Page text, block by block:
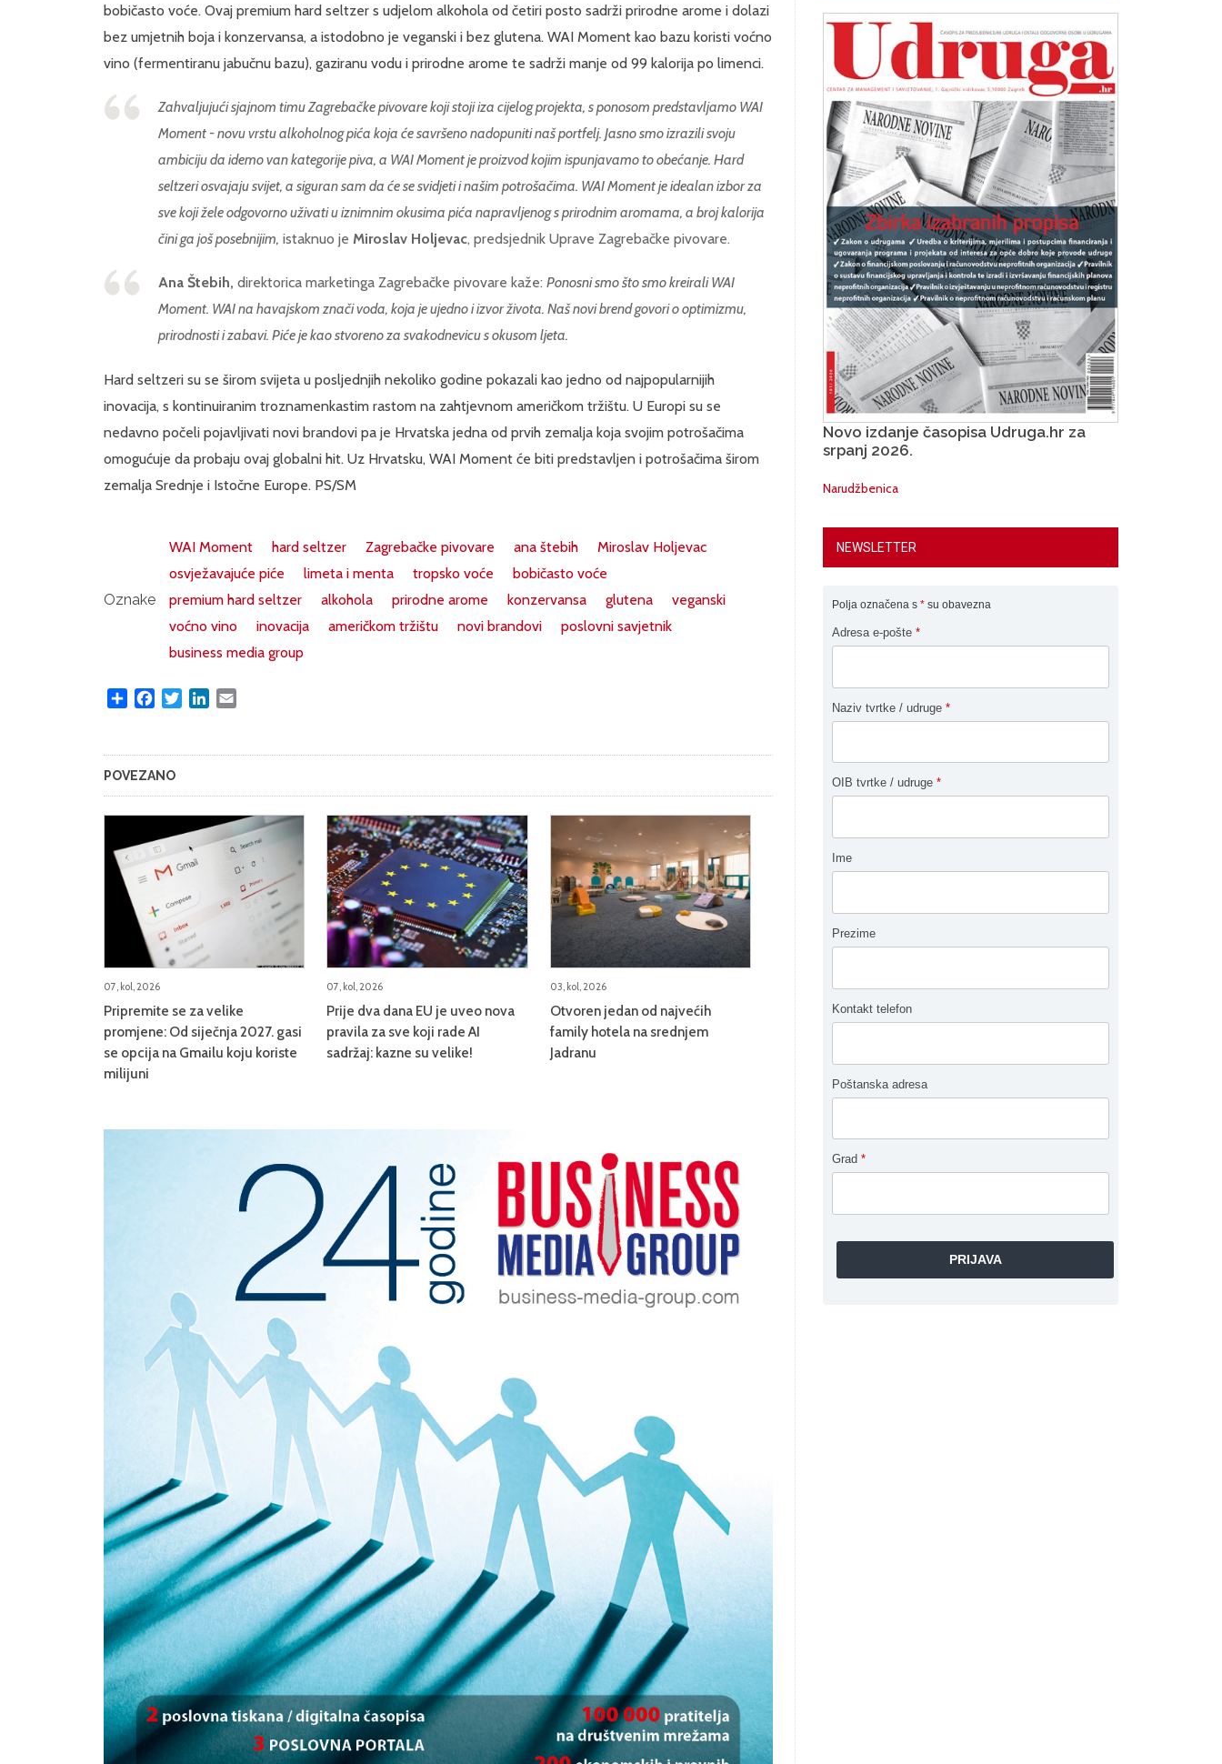
bobičasto voće. Ovaj premium hard seltzer s udjelom alkohola od četiri posto sadrži prirodne arome i dolazi
bez umjetnih boja i konzervansa, a istodobno je veganski i bez glutena. WAI Moment kao bazu koristi voćno
vino (fermentiranu jabučnu bazu), gaziranu vodu i prirodne arome te sadrži manje od 99 kalorija po limenci.
Zahvaljujući sjajnom timu Zagrebačke pivovare koji stoji iza cijelog projekta, s ponosom predstavljamo WAI
Moment - novu vrstu alkoholnog pića koja će savršeno nadopuniti naš portfelj. Jasno smo izrazili svoju
ambiciju da idemo van kategorije piva, a WAI Moment je proizvod kojim ispunjavamo to obećanje. Hard
seltzeri osvajaju svijet, a siguran sam da će se svidjeti i našim potrošačima. WAI Moment je idealan izbor za
sve koji žele odgovorno uživati u iznimnim okusima pića napravljenog s prirodnim aromama, a broj kalorija
čini ga još posebnijim, istaknuo je Miroslav Holjevac, predsjednik Uprave Zagrebačke pivovare.
Ana Štebih, direktorica marketinga Zagrebačke pivovare kaže: Ponosni smo što smo kreirali WAI
Moment. WAI na havajskom znači voda, koja je ujedno i izvor života. Naš novi brend govori o optimizmu,
prirodnosti i zabavi. Piće je kao stvoreno za svakodnevicu s okusom ljeta.
Hard seltzeri su se širom svijeta u posljednjih nekoliko godine pokazali kao jedno od najpopularnijih
inovacija, s kontinuiranim troznamenkastim rastom na zahtjevnom američkom tržištu. U Europi su se
nedavno počeli pojavljivati novi brandovi pa je Hrvatska jedna od prvih zemalja koja svojim potrošačima
omogućuje da probaju ovaj globalni hit. Uz Hrvatsku, WAI Moment će biti predstavljen i potrošačima širom
zemalja Srednje i Istočne Europe. PS/SM
Oznake
WAI Moment hard seltzer Zagrebačke pivovare ana štebih
Miroslav Holjevac
osvježavajuće piće
limeta i menta tropsko voće
bobičasto voće
premium hard seltzer
alkohola prirodne arome konzervansa glutena
veganski
voćno vino
inovacija američkom tržištu novi brandovi
poslovni savjetnik
business media group
Share FacebookTwitterLinkedIn
POVEZANO
07, kol, 2026
Pripremite se za velike
promjene: Od siječnja 2027. gasi
se opcija na Gmailu koju koriste
milijuni
07, kol, 2026
Prije dva dana EU je uveo nova
pravila za sve koji rade AI
sadržaj: kazne su velike!
03, kol, 2026
Otvoren jedan od najvećih
family hotela na srednjem
Jadranu
Novo izdanje časopisa Udruga.hr za
srpanj 2026.
Narudžbenica
NEWSLETTER
Polja označena s * su obavezna
Adresa e-pošte *
Naziv tvrtke / udruge *
OIB tvrtke / udruge *
Ime
Prezime
Kontakt telefon
Poštanska adresa
Grad *